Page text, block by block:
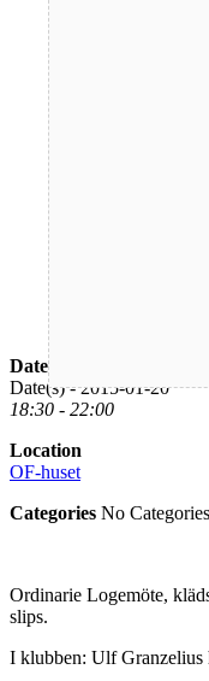
Date/Time
Date(s) - 2015-01-20
18:30 - 22:00
Location
OF-huset
Categories No Categories
Ordinarie Logemöte,
slips.
I klubben: Ulf Granzelius